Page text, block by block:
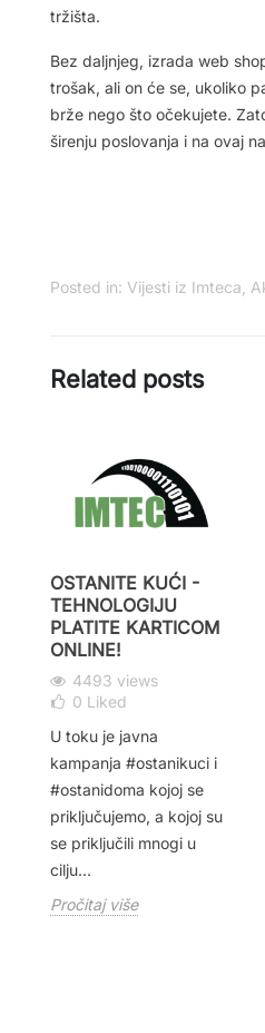
tržišta.
Bez daljnjeg, izrada web
trošak, ali on će se, ukoliko
brže nego što očekujete.
širenju poslovanja i na ovaj
Posted in: Vijesti iz Imteca
Related posts
OSTANITE KUĆI -
TEHNOLOGIJU
PLATITE KARTICOM
ONLINE!
4493 views
0 Liked
U toku je javna
kampanja #ostanikuci i
#ostanidoma kojoj se
priključujemo, a kojoj su
se priključili mnogi u
cilju...
Pročitaj više